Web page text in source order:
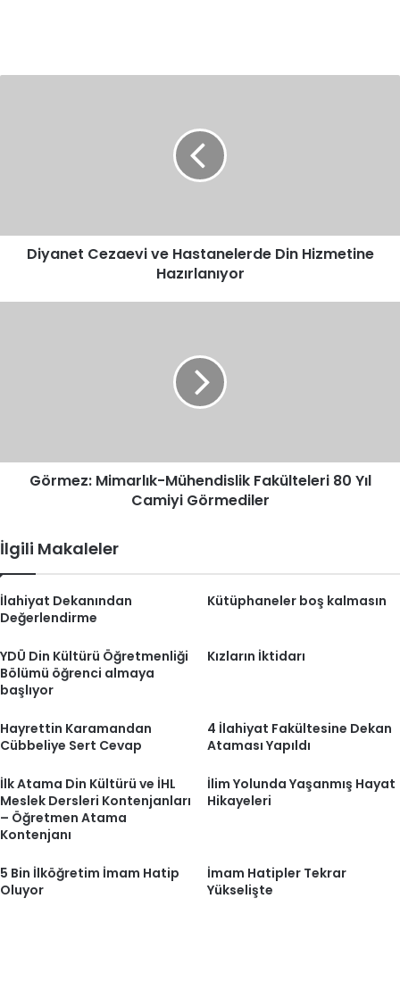
Diyanet Cezaevi ve Hastanelerde Din Hizmetine
Hazırlanıyor
Görmez: Mimarlık-Mühendislik Fakülteleri 80 Yıl
Camiyi Görmediler
İlgili Makaleler
İlahiyat Dekanından
Değerlendirme
Kütüphaneler boş kalmasın
YDÜ Din Kültürü Öğretmenliği
Bölümü öğrenci almaya
başlıyor
Kızların İktidarı
Hayrettin Karamandan
Cübbeliye Sert Cevap
4 İlahiyat Fakültesine Dekan
Ataması Yapıldı
İlk Atama Din Kültürü ve İHL
Meslek Dersleri Kontenjanları
– Öğretmen Atama
Kontenjanı
İlim Yolunda Yaşanmış Hayat
Hikayeleri
5 Bin İlköğretim İmam Hatip
Oluyor
İmam Hatipler Tekrar
Yükselişte